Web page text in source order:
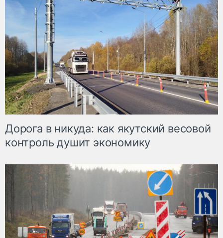
Дорога в никуда: как якутский весовой
контроль душит экономику